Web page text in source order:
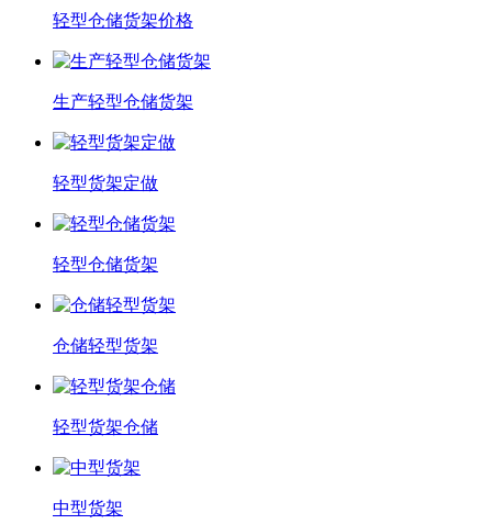
轻型仓储货架价格
生产轻型仓储货架
轻型货架定做
轻型仓储货架
仓储轻型货架
轻型货架仓储
中型货架